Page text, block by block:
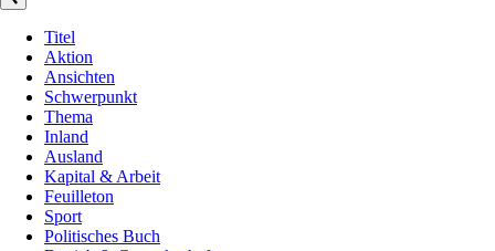
Titel
Aktion
Ansichten
Schwerpunkt
Thema
Inland
Ausland
Kapital & Arbeit
Feuilleton
Sport
Politisches Buch